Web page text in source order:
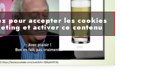
pour accepter les cookies
et activer ce contenu